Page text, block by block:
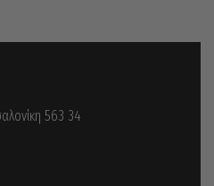
563 34